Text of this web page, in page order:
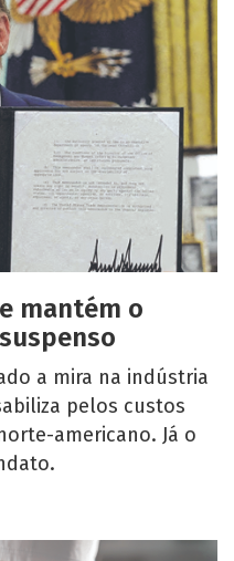
mantém o
a mira na indústria
pelos custos
americano. Já o